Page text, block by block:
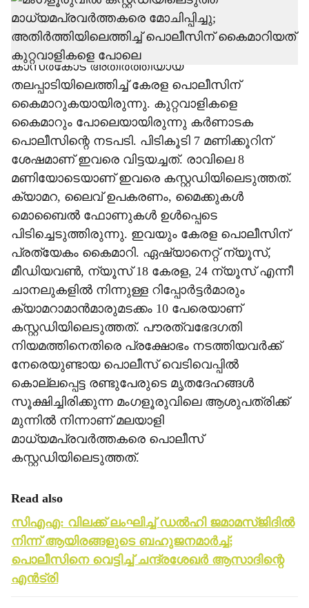
h
a
r
e
മംഗളൂരുവില്‍ കര്‍ണാടക പൊലീസ്
കസ്റ്റഡിയിലെടുത്ത കേരളത്തില്‍ നിന്നുള്ള
മാധ്യമപ്രവര്‍ത്തകരെ മോചിപ്പിച്ചു.കര്‍ണാടക
കാസര്‍കോട് അതിര്‍ത്തിയായ
തലപ്പാടിയിലെത്തിച്ച് കേരള പൊലീസിന്
കൈമാറുകയായിരുന്നു. കുറ്റവാളികളെ
കൈമാറും പോലെയായിരുന്നു കര്‍ണാടക
പൊലീസിന്റെ നടപടി. പിടികൂടി 7 മണിക്കൂറിന്
ശേഷമാണ് ഇവരെ വിട്ടയച്ചത്. രാവിലെ 8
മണിയോടെയാണ് ഇവരെ കസ്റ്റഡിയിലെടുത്തത്.
ക്യാമറ, ലൈവ് ഉപകരണം, മൈക്കുകള്‍
മൊബൈല്‍ ഫോണുകള്‍ ഉള്‍പ്പെടെ
പിടിച്ചെടുത്തിരുന്നു. ഇവയും കേരള പൊലീസിന്
പ്രത്യേകം കൈമാറി. ഏഷ്യാനെറ്റ് ന്യൂസ്,
മീഡിയവണ്‍, ന്യൂസ് 18 കേരള, 24 ന്യൂസ് എന്നീ
ചാനലുകളില്‍ നിന്നുള്ള റിപ്പോര്‍ട്ടര്‍മാരും
ക്യാമറാമാന്‍മാരുമടക്കം 10 പേരെയാണ്
കസ്റ്റഡിയിലെടുത്തത്. പൗരത്വഭേദഗതി
നിയമത്തിനെതിരെ പ്രക്ഷോഭം നടത്തിയവര്‍ക്ക്
നേരെയുണ്ടായ പൊലീസ് വെടിവെപ്പില്‍
കൊല്ലപ്പെട്ട രണ്ടുപേരുടെ മൃതദേഹങ്ങള്‍
സൂക്ഷിച്ചിരിക്കുന്ന മംഗളൂരുവിലെ ആശുപത്രിക്ക്
മുന്നില്‍ നിന്നാണ് മലയാളി
മാധ്യമപ്രവര്‍ത്തകരെ പൊലീസ്
കസ്റ്റഡിയിലെടുത്തത്.
Read also
സിഎഎ: വിലക്ക് ലംഘിച്ച് ഡല്‍ഹി ജമാമസ്ജിദില്‍
നിന്ന് ആയിരങ്ങളുടെ ബഹുജനമാര്‍ച്ച്;
പൊലീസിനെ വെട്ടിച്ച് ചന്ദ്രശേഖര്‍ ആസാദിന്റെ
എന്‍ട്രി